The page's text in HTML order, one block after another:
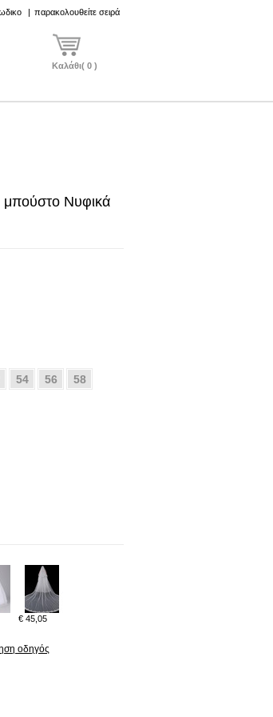
| παρακολουθείτε σειρά
Καλάθι( 0 )
μπούστο Νυφικά
54 56 58
€ 45,05
οδηγός